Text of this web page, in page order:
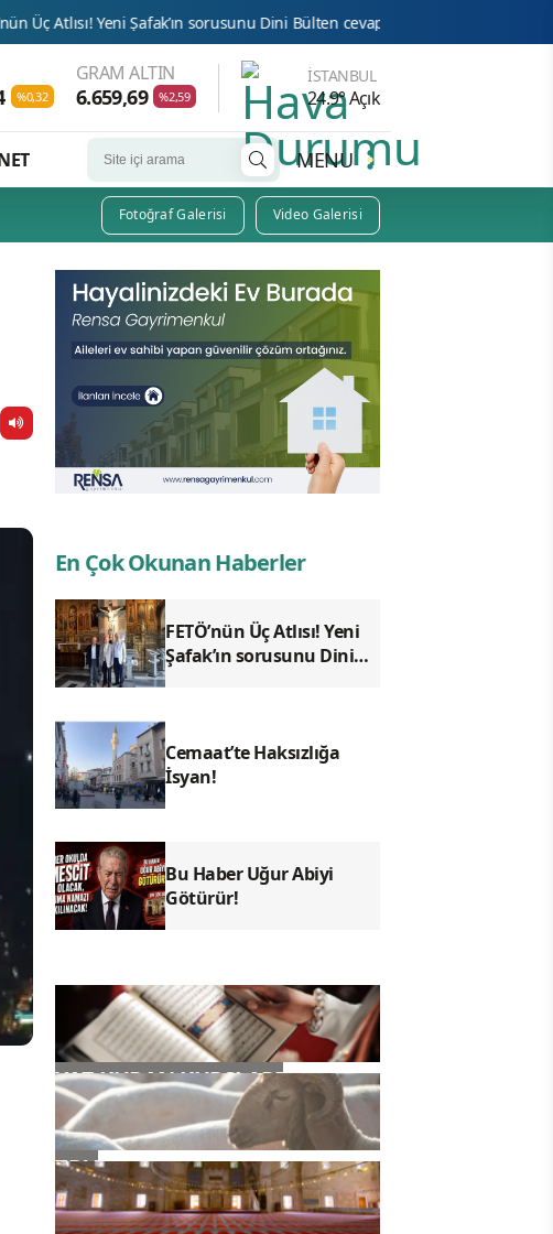
Şafak’ın sorusunu Dini Bülten cevaplıyor! Bu Haber Uğur Abiyi
%0,32
GRAM ALTIN
6.659,69 %2,59
İSTANBUL
24.9° Açık
MENU
Fotoğraf Galerisi Video Galerisi
En Çok Okunan Haberler
FETÖ’nün Üç Atlısı! Yeni
Şafak’ın sorusunu Dini
Cemaat’te Haksızlığa
İsyan!
Bu Haber Uğur Abiyi
Götürür!
YAZ KURAN KURSLARI
TDV